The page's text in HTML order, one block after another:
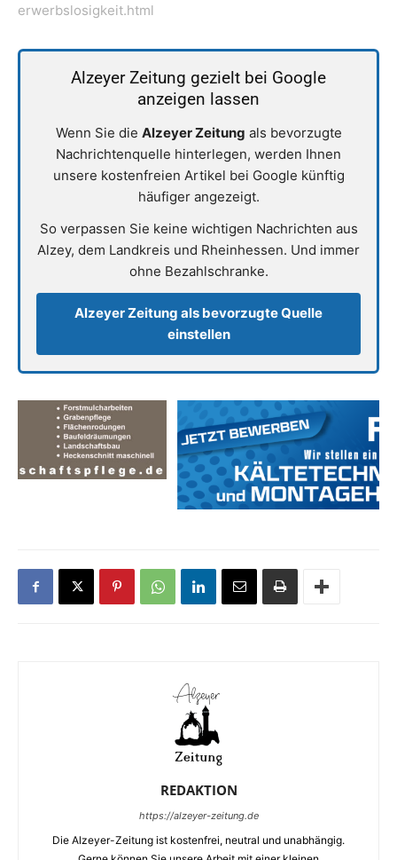
erwerbslosigkeit.html
Alzeyer Zeitung gezielt bei Google
anzeigen lassen
Wenn Sie die Alzeyer Zeitung als bevorzugte
Nachrichtenquelle hinterlegen, werden Ihnen
unsere kostenfreien Artikel bei Google künftig
häufiger angezeigt.
So verpassen Sie keine wichtigen Nachrichten aus
Alzey, dem Landkreis und Rheinhessen. Und immer
ohne Bezahlschranke.
Alzeyer Zeitung als bevorzugte Quelle
einstellen
REDAKTION
https://alzeyer-zeitung.de
Die Alzeyer-Zeitung ist kostenfrei, neutral und unabhängig.